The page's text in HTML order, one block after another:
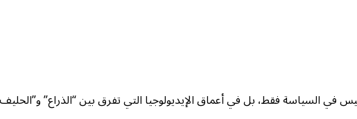
في السياسة فقط، بل في أعماق الإيديولوجيا التي تفرق بين “الذراع”